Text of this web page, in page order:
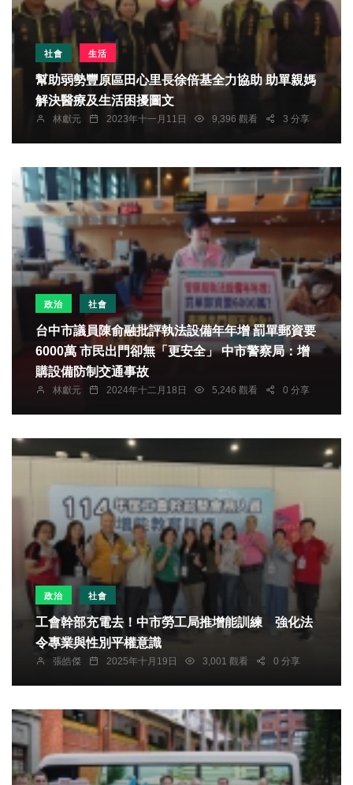
社會 生活
幫助弱勢豐原區田心里長徐倍基全力協助 助單親媽
解決醫療及生活困擾圖文
林獻元 2023年十一月11日 9,396 觀看 3 分享
政治 社會
台中市議員陳俞融批評執法設備年年增 罰單郵資要
6000萬 市民出門卻無「更安全」 中市警察局：增
購設備防制交通事故
林獻元 2024年十二月18日 5,246 觀看 0 分享
政治 社會
工會幹部充電去！中市勞工局推增能訓練 強化法
令專業與性別平權意識
張皓傑 2025年十月19日 3,001 觀看 0 分享